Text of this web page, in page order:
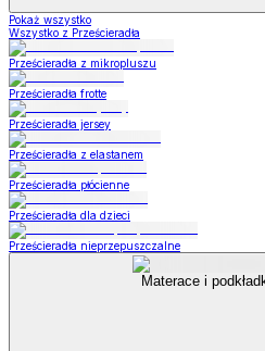
Pokaż wszystko
Wszystko z Prześcieradła
Prześcieradła z mikropluszu
Prześcieradła frotte
Prześcieradła jersey
Prześcieradła z elastanem
Prześcieradła płócienne
Prześcieradła dla dzieci
Prześcieradła nieprzepuszczalne
Materace i